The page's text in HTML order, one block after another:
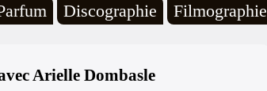
Discographie Filmographie
Arielle Dombasle